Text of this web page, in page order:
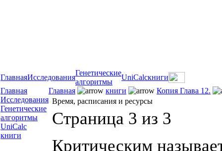
ГлавнаяИсследования
Генетические
алгоритмы
UniCalcкниги
Главная
Исследования
Генетические
алгоритмы
UniCalc
книги
Главная книги
Копия Глава 12.
Время, расписания и ресурсы
Страница 3 из 3
Критическим